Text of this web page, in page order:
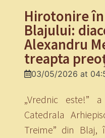
Hirotonire
Blajului:
Alexandru
treapta
03/05/2026 at
„Vrednic
Catedrala
Treime” din